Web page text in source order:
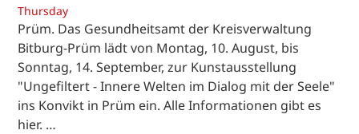
Thursday
Prüm. Das Gesundheitsamt der Kreisverwaltung
Bitburg-Prüm lädt von Montag, 10. August, bis
Sonntag, 14. September, zur Kunstausstellung
"Ungefiltert - Innere Welten im Dialog mit der Seele"
ins Konvikt in Prüm ein. Alle Informationen gibt es
hier. …